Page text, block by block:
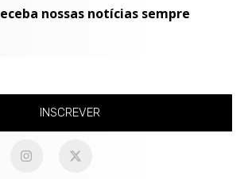
nossas notícias sempre
INSCREVER